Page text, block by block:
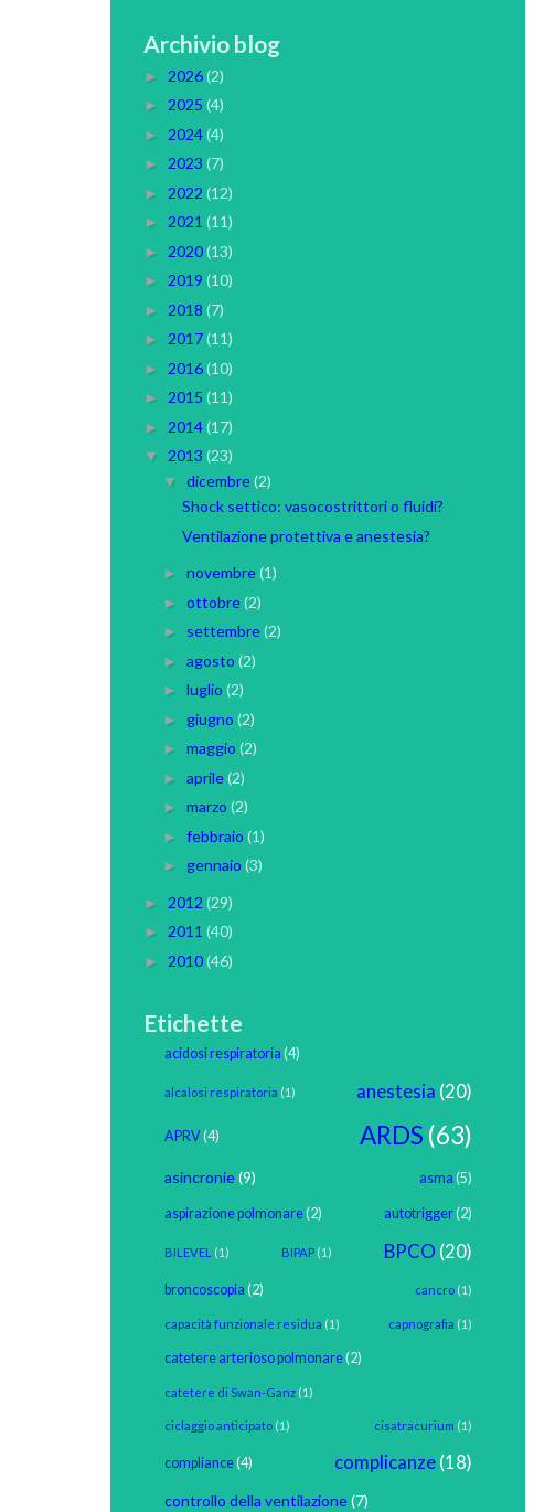
Archivio blog
► 2026(2)
► 2025 (4)
► 2024(4)
► 2023 (7)
► 2022 (12)
► 2021 (11)
► 2020(13)
► 2019 (10)
► 2018 (7)
► 2017(11)
► 2016(10)
► 2015 (11)
► 2014(17)
▼ 2013 (23)
▼ dicembre(2)
Shock settico: vasocostrittori o fluidi?
Ventilazione protettiva e anestesia?
► novembre(1)
► ottobre(2)
► settembre(2)
► agosto (2)
► luglio (2)
► giugno (2)
► maggio (2)
► aprile(2)
► marzo (2)
► febbraio (1)
► gennaio (3)
► 2012 (29)
► 2011 (40)
► 2010(46)
Etichette
acidosi respiratoria (4)
alcalosi respiratoria (1) anestesia (20)
APRV(4) ARDS (63)
asincronie(9) asma (5)
aspirazione polmonare(2) autotrigger(2)
BILEVEL (1) BIPAP (1) BPCO (20)
broncoscopia (2) cancro (1)
capacità funzionale residua (1) capnografia (1)
catetere arterioso polmonare(2)
catetere di Swan-Ganz (1)
ciclaggio anticipato (1) cisatracurium (1)
compliance(4) complicanze(18)
controllo della ventilazione(7)